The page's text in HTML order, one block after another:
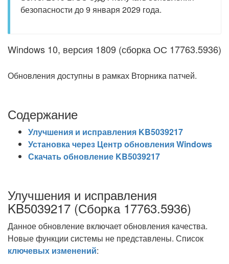
безопасности до 9 января 2029 года.
Windows 10, версия 1809 (сборка ОС 17763.5936)
Обновления доступны в рамках Вторника патчей.
Содержание
Улучшения и исправления KB5039217
Установка через Центр обновления Windows
Скачать обновление KB5039217
Улучшения и исправления
KB5039217 (Сборка 17763.5936)
Данное обновление включает обновления качества.
Новые функции системы не представлены. Список
ключевых изменений: